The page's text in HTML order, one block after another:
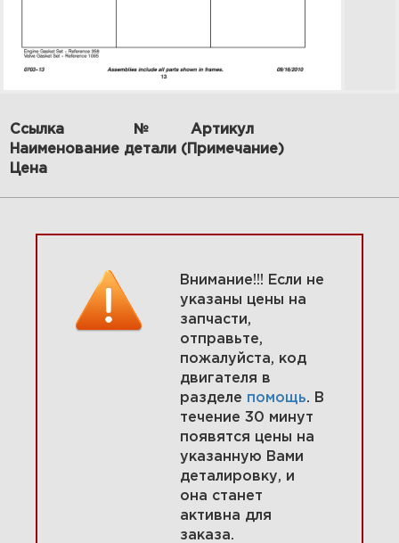
23 Водяной насос, вентилятор
582447-0209-E2
1 Электрический стартер 1,0
Увеличить
Ссылка №
Артикул
Наименование детали (Примечание)
Цена
Внимание!!! Если не
указаны цены на
запчасти,
отправьте,
пожалуйста, код
двигателя в
разделе помощь. В
течение 30 минут
появятся цены на
указанную Вами
деталировку, и
она станет
активна для
заказа.